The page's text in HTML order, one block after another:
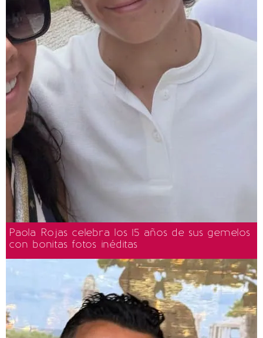
Paola Rojas celebra los 15 años de sus gemelos
con bonitas fotos inéditas